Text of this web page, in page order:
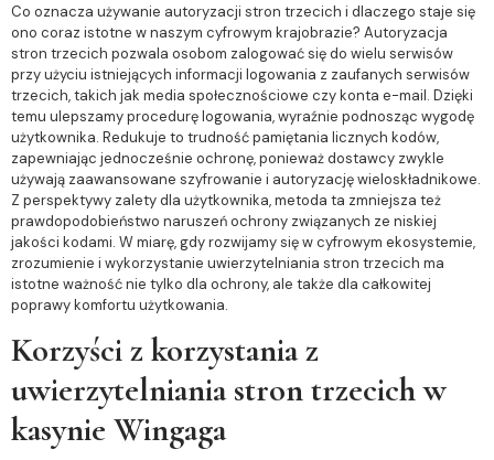
Co oznacza używanie autoryzacji stron trzecich i dlaczego staje się
ono coraz istotne w naszym cyfrowym krajobrazie? Autoryzacja
stron trzecich pozwala osobom zalogować się do wielu serwisów
przy użyciu istniejących informacji logowania z zaufanych serwisów
trzecich, takich jak media społecznościowe czy konta e-mail. Dzięki
temu ulepszamy procedurę logowania, wyraźnie podnosząc wygodę
użytkownika. Redukuje to trudność pamiętania licznych kodów,
zapewniając jednocześnie ochronę, ponieważ dostawcy zwykle
używają zaawansowane szyfrowanie i autoryzację wieloskładnikowe.
Z perspektywy zalety dla użytkownika, metoda ta zmniejsza też
prawdopodobieństwo naruszeń ochrony związanych ze niskiej
jakości kodami. W miarę, gdy rozwijamy się w cyfrowym ekosystemie,
zrozumienie i wykorzystanie uwierzytelniania stron trzecich ma
istotne ważność nie tylko dla ochrony, ale także dla całkowitej
poprawy komfortu użytkowania.
Korzyści z korzystania z
uwierzytelniania stron trzecich w
kasynie Wingaga